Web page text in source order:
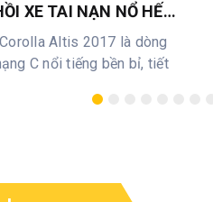
XE TAI NẠN NỔ HẾT
VỚI KẾT QUẢ NGOẠN
QUANG ĐỨC AUTO -
Altis 2017 là dòng
C nổi tiếng bền bỉ, tiết